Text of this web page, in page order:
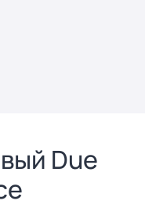
Due